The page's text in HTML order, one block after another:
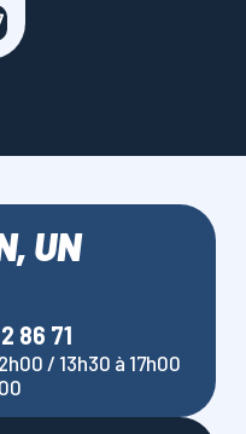
UN
86 71
/ 13h30 à 17h00